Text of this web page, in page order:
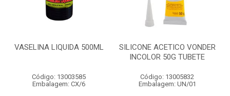
VASELINA LIQUIDA 500ML
Código: 13003585
Embalagem: CX/6
SILICONE ACETICO VONDER
INCOLOR 50G TUBETE
Código: 13005832
Embalagem: UN/01